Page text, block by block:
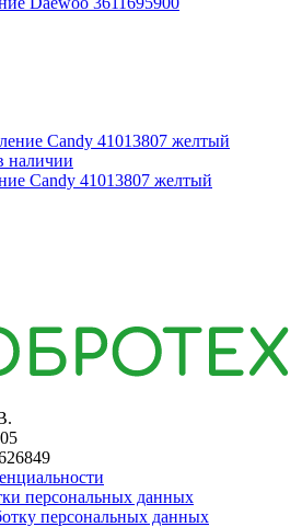
наличии
Candy 41013807 желтый
персональных данных
персональных данных